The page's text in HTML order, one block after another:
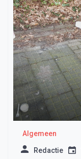
Algemeen
Redactie